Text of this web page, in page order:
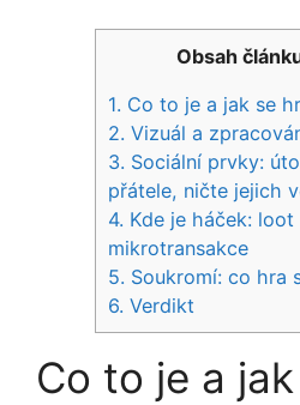
Obsah
1. Co to je a jak se
2. Vizuál a
3. Sociální prvky:
přátele, ničte jejich
4. Kde je háček: loot
mikrotransakce
5. Soukromí: co hra
6. Verdikt
Co to je a